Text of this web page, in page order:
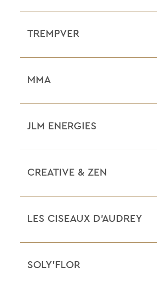
TREMPVER
MMA
JLM ENERGIES
CREATIVE & ZEN
LES CISEAUX D’AUDREY
SOLY’FLOR